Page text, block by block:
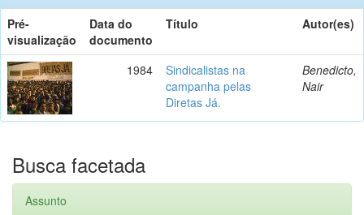
Pré-
visualização
Data do
documento
Título Autor(es)
1984
Sindicalistas na
campanha pelas
Diretas Já.
Benedicto,
Nair
Busca facetada
Assunto